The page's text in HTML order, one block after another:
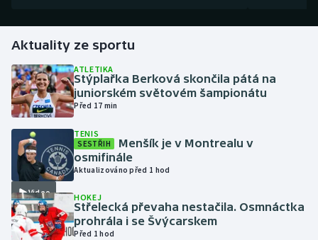
Gymnastika
Házená
Jezdectví
Judo
Krasobruslení
Lezení
Aktuality ze sportu
ATLETIKA
Stýplařka Berková skončila pátá na
juniorském světovém šampionátu
Před 17 min
Video
TENIS
SESTŘIH
Menšík je v Montrealu v
osmifinále
Aktualizováno před 1 hod
HOKEJ
Střelecká převaha nestačila. Osmnáctka
prohrála i se Švýcarskem
Před 1 hod